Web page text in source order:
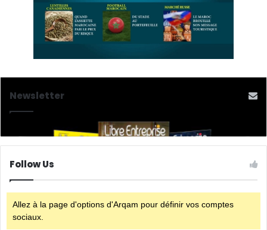
Newsletter
Follow Us
Allez à la page d'options d'Arqam pour définir vos comptes
sociaux.